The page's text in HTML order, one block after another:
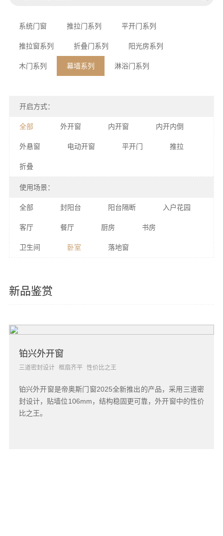
系统门窗 推拉门系列 平开门系列
推拉窗系列 折叠门系列 阳光房系列
木门系列 幕墙系列 淋浴门系列
开启方式：
全部 外开窗 内开窗 内开内倒
外悬窗 电动开窗 平开门 推拉
折叠
使用场景：
全部 封阳台 阳台隔断 入户花园
客厅 餐厅 厨房 书房
卫生间 卧室 落地窗
新品鉴赏
铂兴外开窗
三道密封设计 框扇齐平 性价比之王
铂兴外开窗是帝奥斯门窗2025全新推出的产品，采用三道密
封设计，贴墙位106mm，结构稳固更可靠，外开窗中的性价
比之王。